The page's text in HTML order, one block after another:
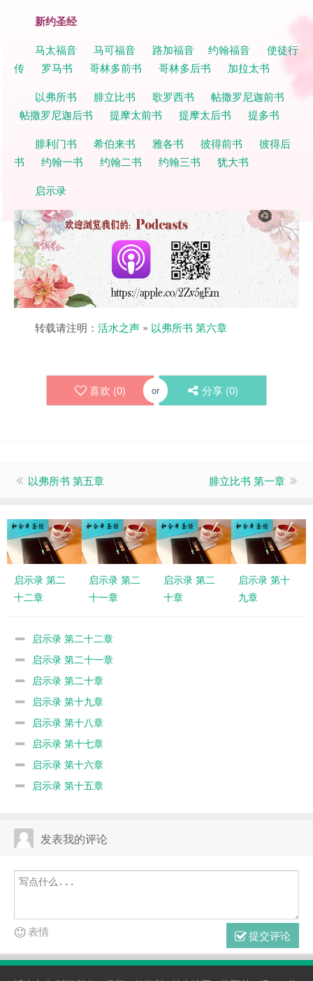
新约圣经
马太福音 马可福音 路加福音 约翰福音
使徒行
传
罗马书 哥林多前书 哥林多后书
加拉太书
以弗所书
腓立比书 歌罗西书
帖撒罗尼迦前书
帖撒罗尼迦后书
提摩太前书 提摩太后书
提多书
腓利门书
希伯来书 雅各书 彼得前书
彼得后
书
约翰一书 约翰二书 约翰三书
犹大书
启示录
转载请注明： 活水之声 » 以弗所书 第六章
喜欢 (0) or 分享 (0)
以弗所书 第五章 腓立比书 第一章
启示录 第二
十二章
启示录 第二
十一章
启示录 第二
十章
启示录 第十
九章
启示录 第二十二章
启示录 第二十一章
启示录 第二十章
启示录 第十九章
启示录 第十八章
启示录 第十七章
启示录 第十六章
启示录 第十五章
发表我的评论
提交评论
表情